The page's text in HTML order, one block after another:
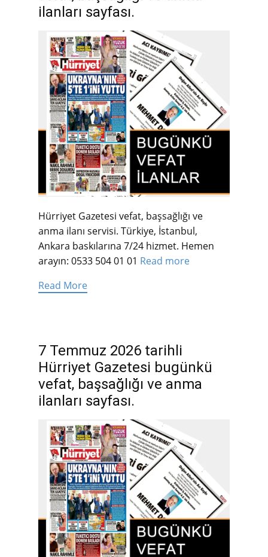
ilanları sayfası.
Hürriyet Gazetesi vefat, başsağlığı ve
anma ilanı servisi. Türkiye, İstanbul,
Ankara baskılarına 7/24 hizmet. Hemen
arayın: 0533 504 01 01 Read more
Read More
7 Temmuz 2026 tarihli
Hürriyet Gazetesi bugünkü
vefat, başsağlığı ve anma
ilanları sayfası.